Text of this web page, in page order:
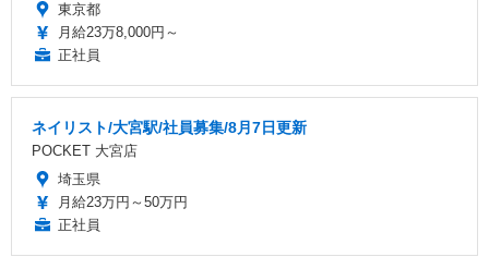
東京都
月給23万8,000円～
正社員
ネイリスト/大宮駅/社員募集/8月7日更新
POCKET 大宮店
埼玉県
月給23万円～50万円
正社員